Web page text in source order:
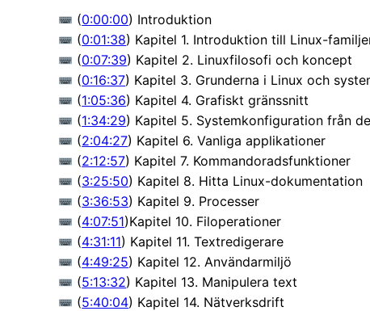
(0:00:00) Introduktion
(0:01:38) Kapitel 1. Introduktion till Linux-
(0:07:39) Kapitel 2. Linuxfilosofi och koncept
(0:16:37) Kapitel 3. Grunderna i Linux och
(1:05:36) Kapitel 4. Grafiskt gränssnitt
(1:34:29) Kapitel 5. Systemkonfiguration från
(2:04:27) Kapitel 6. Vanliga applikationer
(2:12:57) Kapitel 7. Kommandoradsfunktioner
(3:25:50) Kapitel 8. Hitta Linux-dokumentation
(3:36:53) Kapitel 9. Processer
(4:07:51)Kapitel 10. Filoperationer
(4:31:11) Kapitel 11. Textredigerare
(4:49:25) Kapitel 12. Användarmiljö
(5:13:32) Kapitel 13. Manipulera text
(5:40:04) Kapitel 14. Nätverksdrift